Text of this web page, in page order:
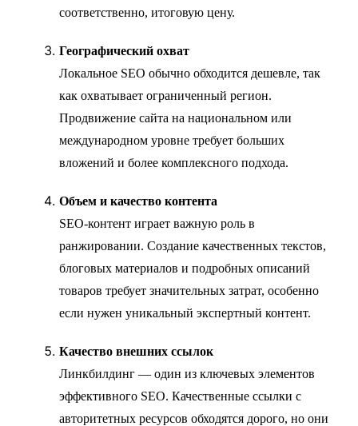
соответственно, итоговую цену.
Географический охват
Локальное SEO обычно обходится дешевле, так
как охватывает ограниченный регион.
Продвижение сайта на национальном или
международном уровне требует больших
вложений и более комплексного подхода.
Объем и качество контента
SEO-контент играет важную роль в
ранжировании. Создание качественных текстов,
блоговых материалов и подробных описаний
товаров требует значительных затрат, особенно
если нужен уникальный экспертный контент.
Качество внешних ссылок
Линкбилдинг — один из ключевых элементов
эффективного SEO. Качественные ссылки с
авторитетных ресурсов обходятся дорого, но они